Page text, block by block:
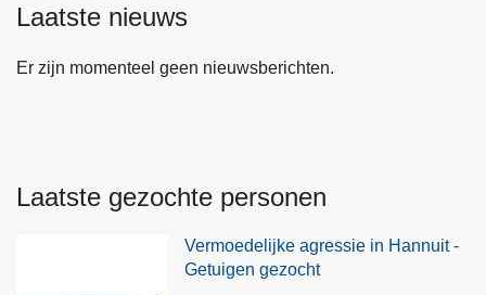
Laatste nieuws
Er zijn momenteel geen nieuwsberichten.
Laatste gezochte personen
Vermoedelijke agressie in Hannuit -
Getuigen gezocht